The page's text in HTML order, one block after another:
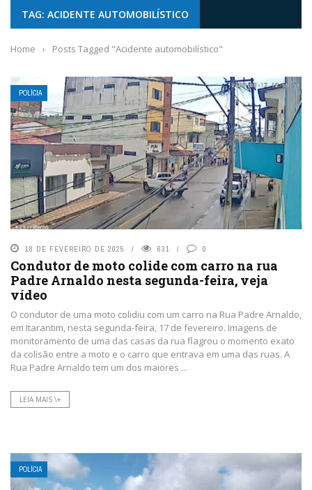
TAG: ACIDENTE AUTOMOBILÍSTICO
Home › Posts Tagged "Acidente automobilístico"
POLÍCIA
18 DE FEVEREIRO DE 2025 631 0
Condutor de moto colide com carro na rua
Padre Arnaldo nesta segunda-feira, veja
vídeo
O condutor de uma moto colidiu com um carro na Rua Padre Arnaldo,
em Itarantim, nesta segunda-feira, 17 de fevereiro. Imagens de
monitoramento de uma das casas da rua flagrou o momento exato
da colisão entre a moto e o carro que entrava em uma das ruas. A
Rua Padre Arnaldo tem um dos maiores ...
LEIA MAIS \+
POLÍCIA